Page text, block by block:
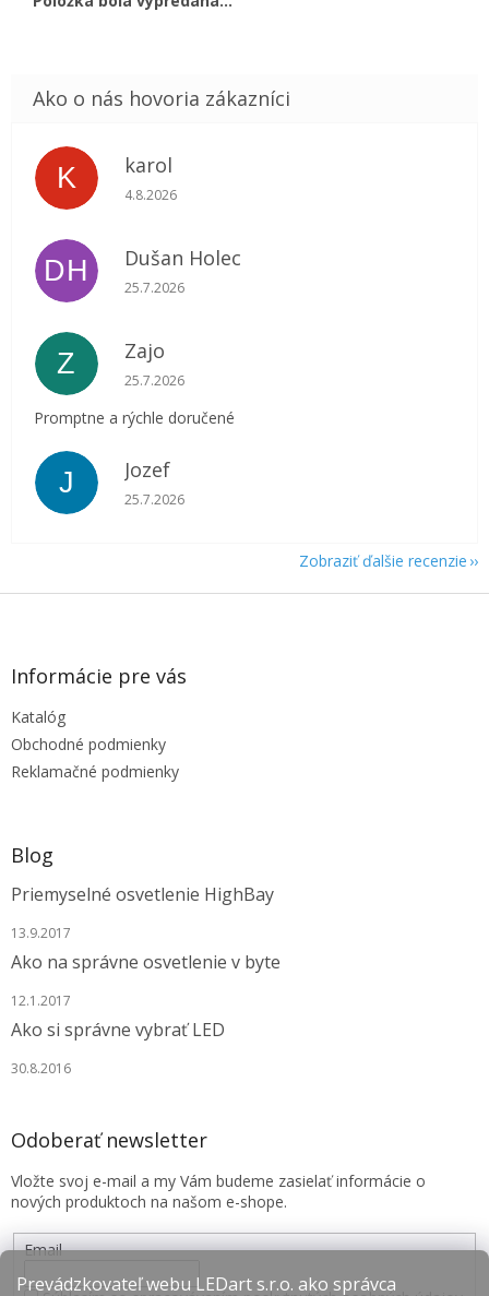
Prevádzkovateľ webu LEDart s.r.o. ako správca
K karol
Hodnotenie obchodu je 5 z 5 hviezdičiek.
4.8.2026
DH Dušan Holec
Hodnotenie obchodu je 5 z 5 hviezdičiek.
25.7.2026
Z Zajo
Hodnotenie obchodu je 5 z 5 hviezdičiek.
25.7.2026
Promptne a rýchle doručené
J Jozef
Hodnotenie obchodu je 5 z 5 hviezdičiek.
25.7.2026
Zobraziť ďalšie recenzie
Z
Informácie pre vás
Katalóg
Obchodné podmienky
Reklamačné podmienky
Blog
Priemyselné osvetlenie HighBay
13.9.2017
Ako na správne osvetlenie v byte
12.1.2017
Ako si správne vybrať LED
30.8.2016
Odoberať newsletter
Vložte svoj e-mail a my Vám budeme zasielať informácie o
nových produktoch na našom e-shope.
Email